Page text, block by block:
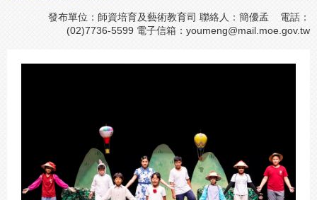
發布單位：師資培育及藝術教育司 聯絡人：簡優孟 電話：
(02)7736-5599 電子信箱： youmeng@mail.moe.gov.tw